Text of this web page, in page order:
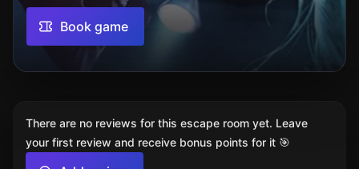
Book game
There are no reviews for this escape room yet. Leave
your first review and receive bonus points for it 🎯